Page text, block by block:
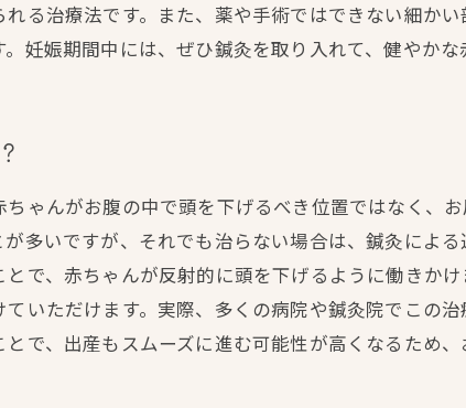
る治療法です。また、薬や手術ではできない細か
妊娠期間中には、ぜひ鍼灸を取り入れて、健やかな
ゃんがお腹の中で頭を下げるべき位置ではなく、
多いですが、それでも治らない場合は、鍼灸によ
で、赤ちゃんが反射的に頭を下げるように働きか
いただけます。実際、多くの病院や鍼灸院でこの
で、出産もスムーズに進む可能性が高くなるため